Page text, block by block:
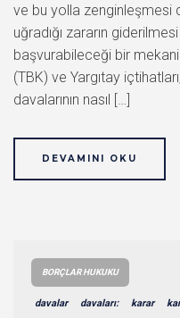
ve bu yolla zenginleşmesi
uğradığı zararın
başvurabileceği bir
(TBK) ve Yargıtay
davalarının nasıl […]
DEVAMINI OKU
BORÇLAR HUKUKU
davalar davaları: karar